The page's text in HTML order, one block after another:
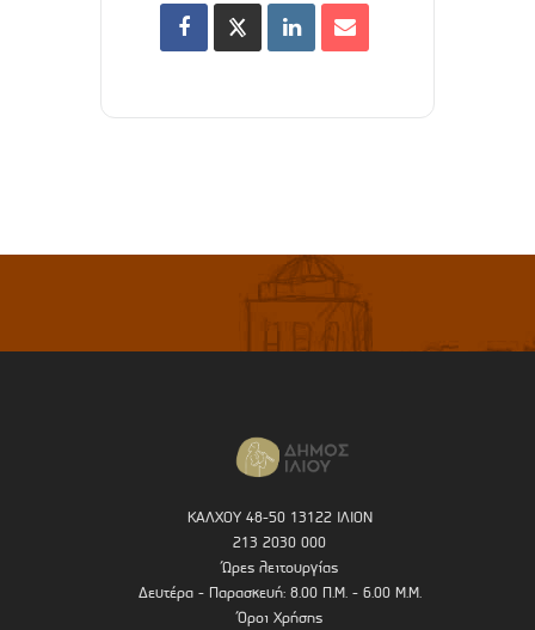
ΚΑΛΧΟΥ 48-50 13122 ΙΛΙΟΝ
213 2030 000
Ώρες λειτουργίας
Δευτέρα - Παρασκευή: 8.00 Π.Μ. - 6.00 Μ.Μ.
Όροι Χρήσης